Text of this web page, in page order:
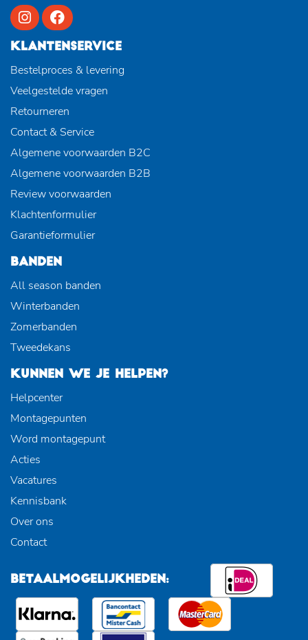
KLANTENSERVICE
Bestelproces & levering
Veelgestelde vragen
Retourneren
Contact & Service
Algemene voorwaarden B2C
Algemene voorwaarden B2B
Review voorwaarden
Klachtenformulier
Garantieformulier
BANDEN
All season banden
Winterbanden
Zomerbanden
Tweedekans
KUNNEN WE JE HELPEN?
Helpcenter
Montagepunten
Word montagepunt
Acties
Vacatures
Kennisbank
Over ons
Contact
BETAALMOGELIJKHEDEN: